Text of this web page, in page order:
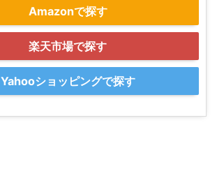
Amazonで探す
楽天市場で探す
Yahooショッピングで探す